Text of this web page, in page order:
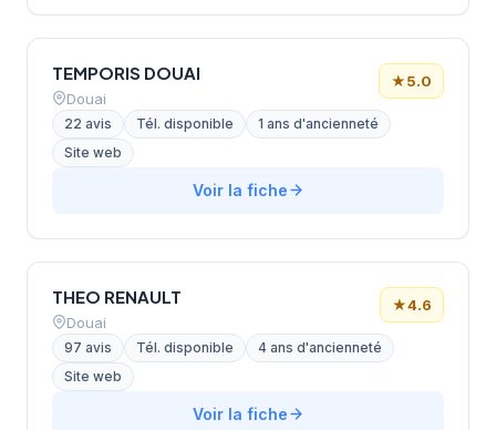
TEMPORIS DOUAI
Douai
★5.0
22 avis Tél. disponible
1 ans d'ancienneté
Site web
Voir la fiche
THEO RENAULT
Douai
★4.6
97 avis Tél. disponible
4 ans d'ancienneté
Site web
Voir la fiche